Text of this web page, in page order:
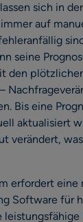
sich in der
auf
seine
den
Bis eine
aktualisiert
verändert,
erfordert eine
Software für